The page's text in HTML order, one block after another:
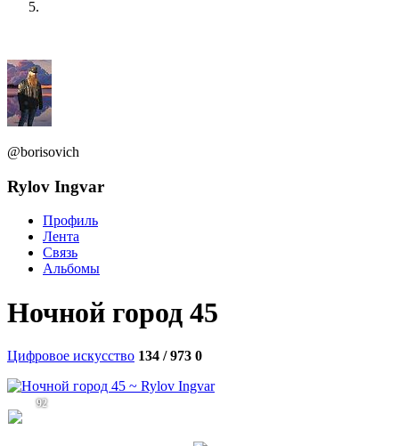
@borisovich
Rylov Ingvar
Профиль
Лента
Связь
Альбомы
Ночной город 45
Цифровое искусство 134 / 973 0
92